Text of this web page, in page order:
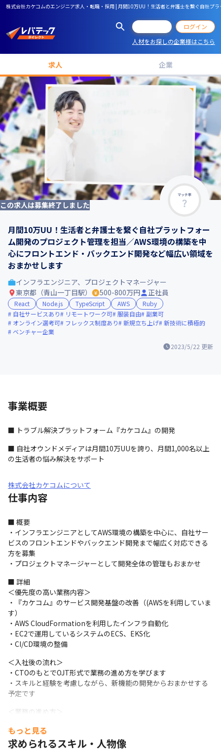
株式会社カケコムのエンジニア求人・転職・採用 | 月間10万UU！生活者と弁護士を繋ぐ自社プ
ログイン
人材をお探しの企業様はこちら
求人 企業
マッチ率
この求人は募集終了しました
月間10万UU！生活者と弁護士を繋ぐ自社プラットフォー
ム開発のプロジェクト管理を担当／AWS環境の構築を中
心にフロントエンド・バックエンド開発など幅広い領域を
おまかせします
2023/5/22 更新
インフラエンジニア、プロジェクトマネージャー
東京都（青山一丁目駅）
500-800万円 正社員
React Node.js TypeScript AWS
Ruby
自社サービスあり
リモートワーク可 服装自由
副業可
オンライン選考可
フレックス制度あり 新規立ち上げ 新技術に積極的
ベンチャー企業
事業概要
■ トラブル解決プラットフォーム『カケコム』の開発
■ 自社オウンドメディアは月間10万UUを誇り、月間1,000名以上
の生活者の悩み解決をサポート
株式会社カケコムについて
仕事内容
■ 概要
・インフラエンジニアとしてAWS環境の構築を中心に、自社サー
ビスのフロントエンドやバックエンド開発まで幅広く対応できる
方を募集
・プロジェクトマネージャーとして開発全体の管理もおまかせ
■ 詳細
＜優先度の高い業務内容＞
・『カケコム』のサービス開発基盤の改善（(AWSを利用していま
す）
・AWS CloudFormationを利用したインフラ自動化
・EC2で運用しているシステムのECS、EKS化
・CI/CD環境の整備
＜入社後の流れ＞
・CTOのもとでOJT形式で業務の進め方を学びます
・スキルと経験を考慮しながら、新機能の開発からおまかせする
予定です
＜業務の進め方＞
ているため、無理のないスケジュールで開発を行っています
・ある程度のスピード感は担保しつつ、プロダクトファーストの
もっと見る
求められるスキル・人物像